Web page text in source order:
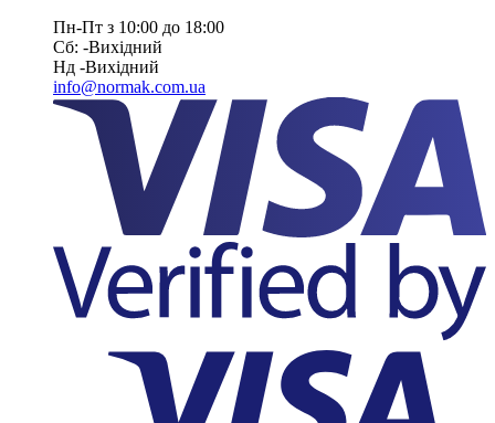
Пн-Пт з 10:00 до 18:00
Сб: -Вихiдний
Нд -Вихiдний
info@normak.com.ua